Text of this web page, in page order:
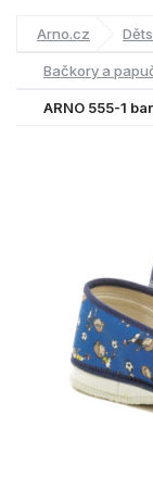
Arno.cz
Bačkory a
ARNO 555-1